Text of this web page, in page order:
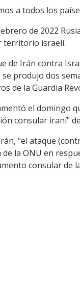
a todos los
de 2022
territorio israelí.
de Irán contra
produjo dos
de la Guardia
el domingo
consular iraní"
"el ataque
de la ONU en
consular de